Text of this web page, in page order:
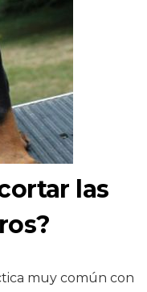
las
muy común con